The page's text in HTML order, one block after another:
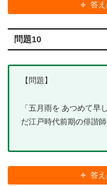
答
問題10
【問題】
「五月雨を あつめて早
だ江戸時代前期の俳諧
答